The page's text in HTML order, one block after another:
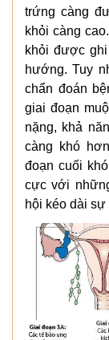
trứng càng
khỏi càng
khỏi được
hướng. Tuy
chẩn đoán
giai đoạn
nặng, khả
càng khó
đoạn cuối
cực với
hội kéo dài sự